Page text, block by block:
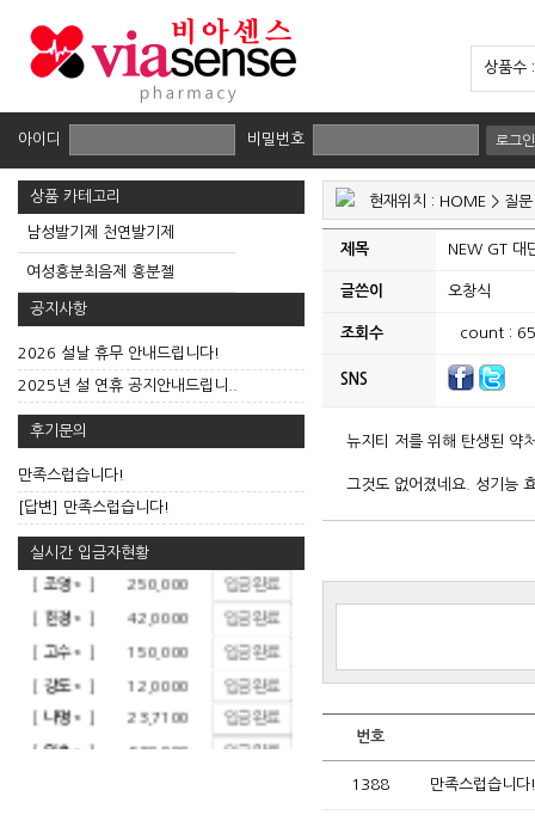
상품수
아이디 비밀번호 로그인
상품 카테고리
남성발기제 천연발기제
여성흥분최음제 흥분젤
공지사항
2026 설날 휴무 안내드립니다!
2025년 설 연휴 공지안내드립니..
후기문의
만족스럽습니다!
[답변] 만족스럽습니다!
실시간 입금자현황
현재위치 : HOME > 질
제목 NEW GT 대
글쓴이 오창식
조회수 count :
SNS
뉴지티 저를 위해 탄생된 약
그것도 없어졌네요. 성기능
번호
1388 만족스럽습니다!